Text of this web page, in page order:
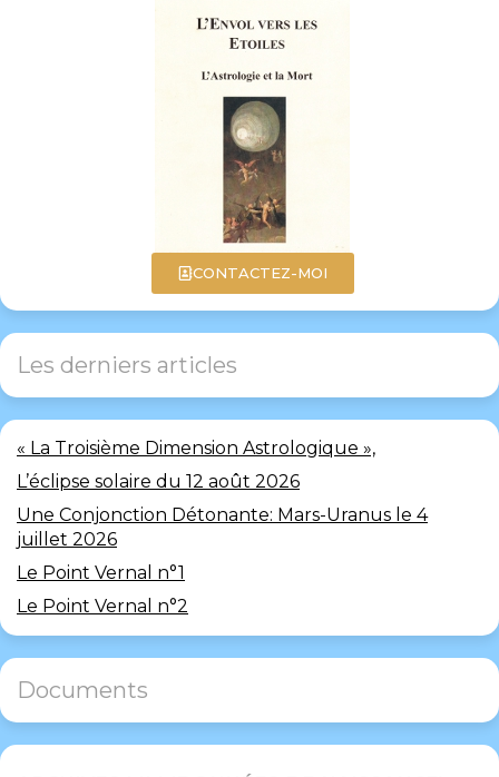
CONTACTEZ-MOI
Les derniers articles
« La Troisième Dimension Astrologique »,
L’éclipse solaire du 12 août 2026
Une Conjonction Détonante: Mars-Uranus le 4
juillet 2026
Le Point Vernal n°1
Le Point Vernal n°2
Documents